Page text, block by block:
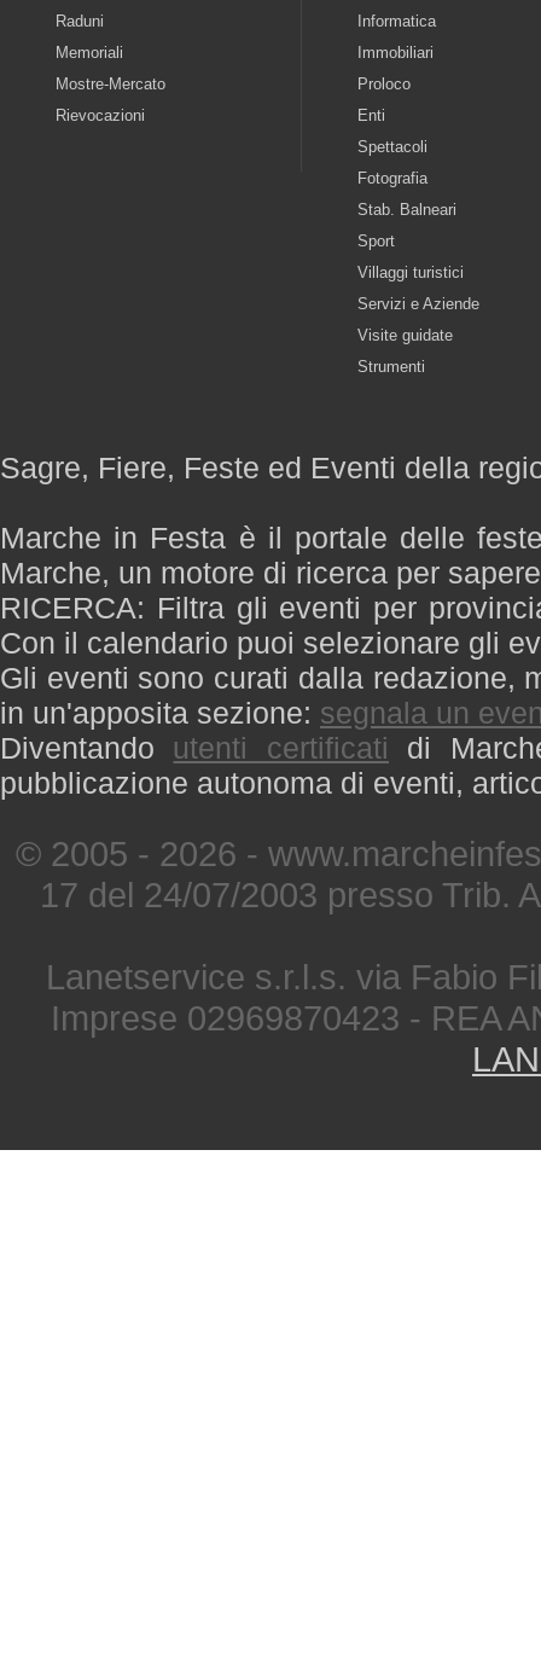
Raduni
Memoriali
Mostre-Mercato
Rievocazioni
Informatica
Immobiliari
Proloco
Enti
Spettacoli
Fotografia
Stab. Balneari
Sport
Villaggi turistici
Servizi e Aziende
Visite guidate
Strumenti
Sagre, Fiere, Feste ed Eventi della
Marche in Festa è il portale delle
Marche, un motore di ricerca per
RICERCA: Filtra gli eventi per
Con il calendario puoi selezionare gli
Gli eventi sono curati dalla redazione,
in un'apposita sezione: segnala un
Diventando utenti certificati di
pubblicazione autonoma di eventi,
© 2005 - 2026 -
17 del 24/07/2003 presso Trib.
Lanetservice s.r.l.s. via Fabio
Imprese 02969870423 - REA